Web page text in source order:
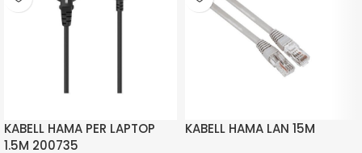
KABELL HAMA PER LAPTOP
1.5M 200735
KABELL HAMA LAN 15M